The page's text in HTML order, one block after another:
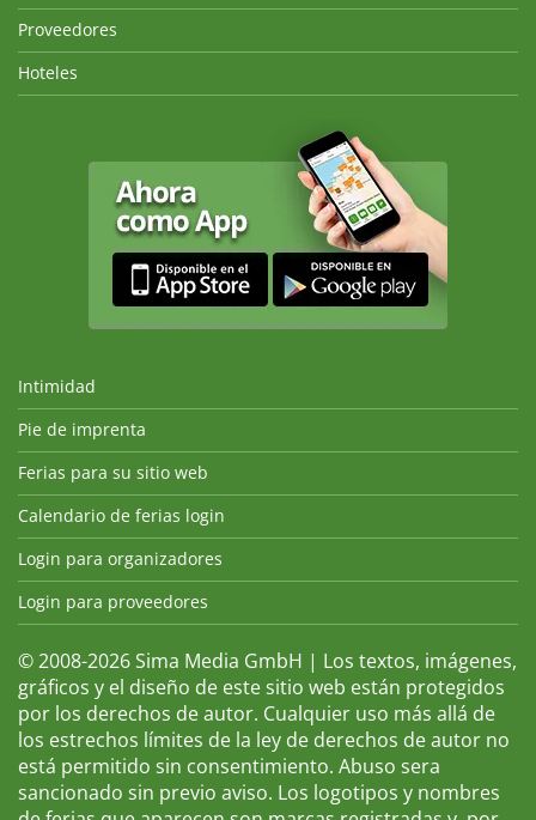
Proveedores
Hoteles
Intimidad
Pie de imprenta
Ferias para su sitio web
Calendario de ferias login
Login para organizadores
Login para proveedores
© 2008-2026 Sima Media GmbH | Los textos, imágenes,
gráficos y el diseño de este sitio web están protegidos
por los derechos de autor. Cualquier uso más allá de
los estrechos límites de la ley de derechos de autor no
está permitido sin consentimiento. Abuso sera
sancionado sin previo aviso. Los logotipos y nombres